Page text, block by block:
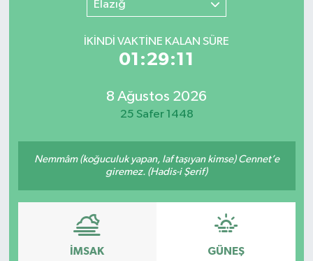
Elazığ
İKINDI VAKTİNE KALAN SÜRE
01:29:11
8 Ağustos 2026
25 Safer 1448
Nemmâm (koğuculuk yapan, laf taşıyan kimse) Cennet’e
giremez. (Hadis-i Şerif)
İMSAK GÜNEŞ
YARIŞMA/ETKİNLİKLER
MEVZUAT/KARARLAR